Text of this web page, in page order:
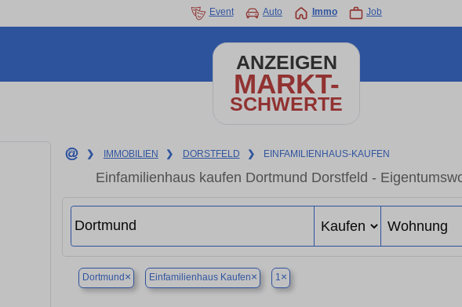
Event Auto Immo Job
ANZEIGEN
MARKT-
SCHWERTE
❯ IMMOBILIEN ❯ DORSTFELD ❯ EINFAMILIENHAUS-KAUFEN
Einfamilienhaus kaufen Dortmund Dorstfeld -
Dortmund × Einfamilienhaus Kaufen× 1×